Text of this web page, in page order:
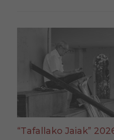
“Tafallako Jaiak”